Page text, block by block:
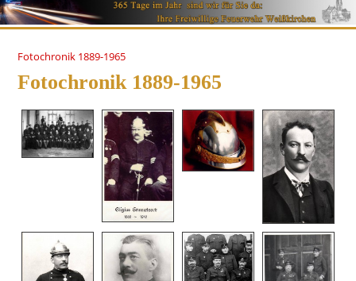
Fotochronik 1889-1965
Fotochronik 1889-1965